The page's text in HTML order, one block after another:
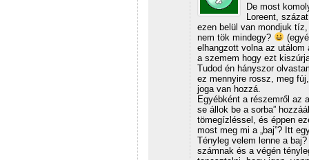
De most
Loreent,
ezen belül van mondjuk
nem tök mindegy?
elhangzott volna az utálom
a szemem hogy ezt
Tudod én hányszor
ez mennyire rossz, meg
joga van hozzá.
Egyébként a részemről az
se állok be a sorba”
tömegízléssel, és éppen
most meg mi a „baj”? Itt
Tényleg velem lenne a
számnak és a végén